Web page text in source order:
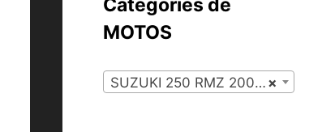
Catégories de
MOTOS
×
SUZUKI 250 RMZ 2008 (46)